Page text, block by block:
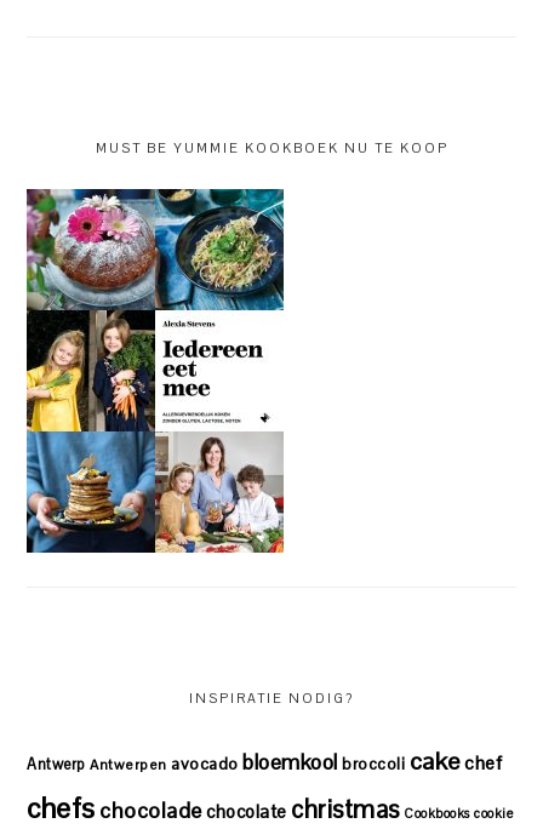
MUST BE YUMMIE KOOKBOEK NU TE KOOP
INSPIRATIE NODIG?
Antwerp Antwerpen avocado bloemkool broccoli cakechef
chefs chocoladechocolate christmas Cookbooks cookie